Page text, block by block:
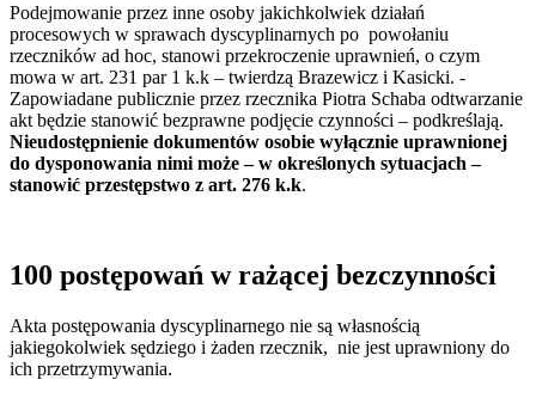
Podejmowanie przez inne osoby jakichkolwiek działań
procesowych w sprawach dyscyplinarnych po powołaniu
rzeczników ad hoc, stanowi przekroczenie uprawnień, o czym
mowa w art. 231 par 1 k.k – twierdzą Brazewicz i Kasicki. -
Zapowiadane publicznie przez rzecznika Piotra Schaba odtwarzanie
akt będzie stanowić bezprawne podjęcie czynności – podkreślają.
Nieudostępnienie dokumentów osobie wyłącznie uprawnionej
do dysponowania nimi może – w określonych sytuacjach –
stanowić przestępstwo z art. 276 k.k.
100 postępowań w rażącej bezczynności
Akta postępowania dyscyplinarnego nie są własnością
jakiegokolwiek sędziego i żaden rzecznik, nie jest uprawniony do
ich przetrzymywania.